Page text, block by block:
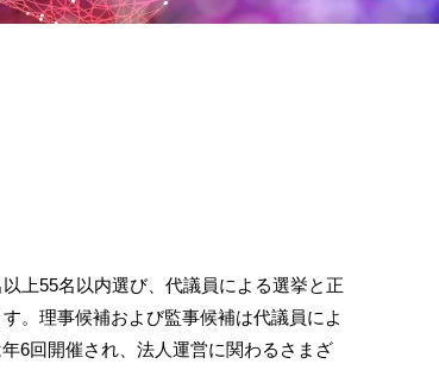
上55名以内選び、代議員による選挙と正
。理事候補および監事候補は代議員によ
6回開催され、法人運営に関わるさまざ